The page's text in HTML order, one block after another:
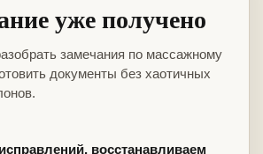
уже получено
замечания по массажному
документы без хаотичных
восстанавливаем